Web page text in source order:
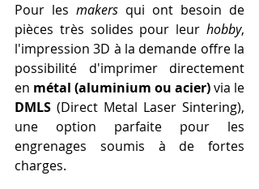
Pour les makers qui ont besoin de
pièces très solides pour leur hobby,
l'impression 3D à la demande offre la
possibilité d'imprimer directement
en métal (aluminium ou acier)
DMLS (Direct Metal Laser Sintering),
une option parfaite pour les
engrenages soumis à de fortes
charges.